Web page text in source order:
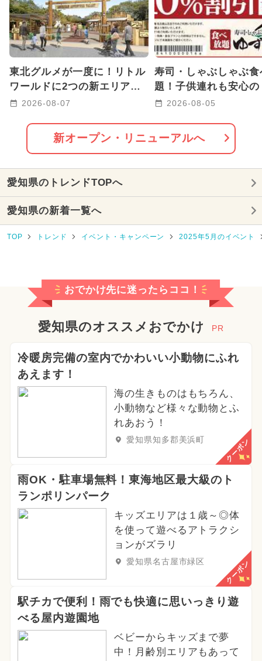
2026年3月のイベント
2024年7月のイベント
2024年11月のイベント
2026年2月のイベント
2025年3月のイベント
2026年8月のイベント
2025年10月のイベント
2026年4月のイベント
2026年5月のイベント
2025年9月のイベント
2025年8月のイベント
2025年5月のイベント
2025年4月のイベント クリスマス
2024年9月のイベント
2024年3月のイベント
2024年4月のイベント
2025年7月のイベント
2025年2月のイベント
2025年1月のイベント
2024年8月のイベント
2026年6月のイベント
2024年2月のイベント
東北グルメが一度に！リトル
ワールドに2つの新エリア誕
生 弓矢や宝石探しも！
2026-08-07
寿司・しゃぶしゃぶ食
題！子供連れも安心の
庵 名古屋山王店」が
2026-08-05
新オープン・リニューアルへ
愛知県のトレンドTOPへ
愛知県の新着一覧へ
TOP トレンド イベント・キャンペーン 2025年5月のイベント
おでかけ先に迷ったらココ！
愛知県のオススメおでかけ PR
冷暖房完備の室内でかわいい小動物にふれ
あえます！
海の生きものはもちろん、
小動物など様々な動物とふ
れあおう！
愛知県知多郡美浜町 クーポン
雨OK・駐車場無料！東海地区最大級のト
ランポリンパーク
キッズエリアは１歳～◎体
を使って遊べるアトラクシ
ョンがズラリ
愛知県名古屋市緑区 クーポン
駅チカで便利！雨でも快適に思いっきり遊
べる屋内遊園地
ベビーからキッズまで夢
中！月齢別エリアもあって